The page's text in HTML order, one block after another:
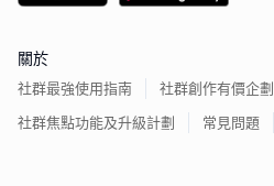
關於
社群最強使用指南
社群創作有價企劃
社群焦點功能及升級計劃
常見問題